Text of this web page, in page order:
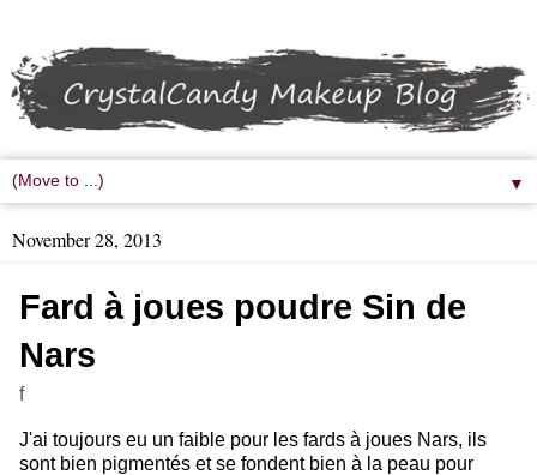
▼
November 28, 2013
Fard à joues poudre Sin de
Nars
f
J'ai toujours eu un faible pour les fards à joues Nars, ils
sont bien pigmentés et se fondent bien à la peau pour